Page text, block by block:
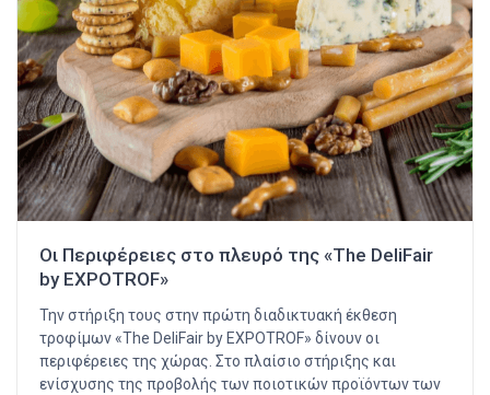
Οι Περιφέρειες στο πλευρό της «The DeliFair
by EXPOTROF»
Την στήριξη τους στην πρώτη διαδικτυακή έκθεση
τροφίμων «The DeliFair by EXPOTROF» δίνουν οι
περιφέρειες της χώρας. Στο πλαίσιο στήριξης και
ενίσχυσης της προβολής των ποιοτικών προϊόντων των